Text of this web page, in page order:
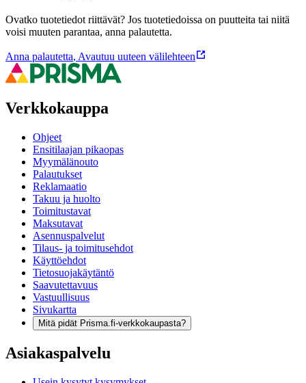
Ovatko tuotetiedot riittävät? Jos tuotetiedoissa on puutteita tai niitä
voisi muuten parantaa, anna palautetta.
Anna palautetta, Avautuu uuteen välilehteen
Verkkokauppa
Ohjeet
Ensitilaajan pikaopas
Myymälänouto
Palautukset
Reklamaatio
Takuu ja huolto
Toimitustavat
Maksutavat
Asennuspalvelut
Tilaus- ja toimitusehdot
Käyttöehdot
Tietosuojakäytäntö
Saavutettavuus
Vastuullisuus
Sivukartta
Mitä pidät Prisma.fi-verkkokaupasta?
Asiakaspalvelu